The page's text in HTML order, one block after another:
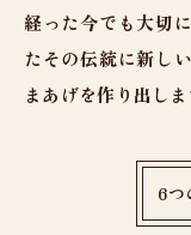
経った今でも大切
たその伝統に新し
まあげを作り出しま
6つ